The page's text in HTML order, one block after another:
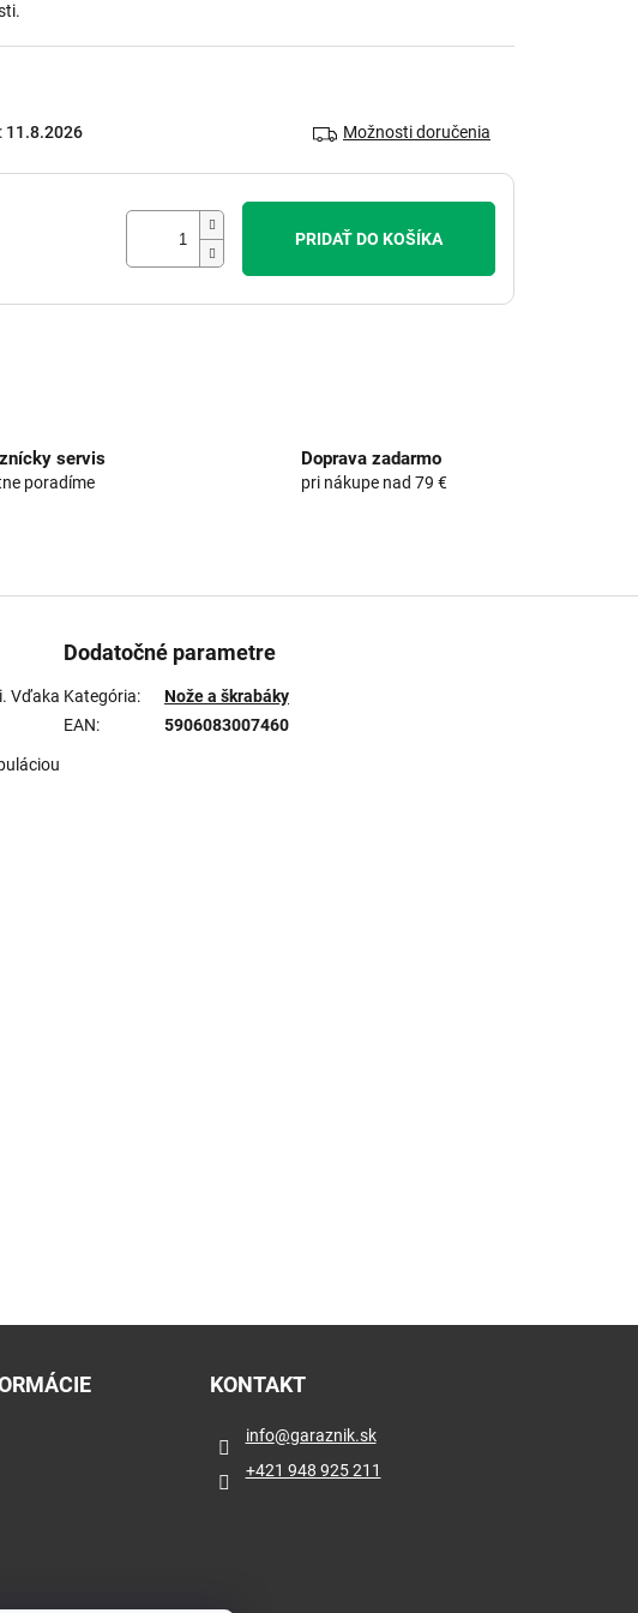
11.8.2026 Možnosti doručenia
PRIDAŤ DO KOŠÍKA
servis
poradíme
Doprava zadarmo
pri nákupe nad 79 €
Vďaka
Dodatočné parametre
Kategória:
Nože a škrabáky
EAN: 5906083007460
KONTAKT
info@garaznik.sk
+421 948 925 211